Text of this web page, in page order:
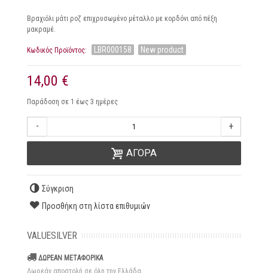
Βραχιόλι μάτι ροζ επιχρυσωμένο μέταλλο με κορδόνι από πέξη
μακραμέ.
Κωδικός Προϊόντος: LBR000158 New product
14,00 €
Παράδοση σε 1 έως 3 ημέρες
- +
ΑΓΟΡΑ
Σύγκριση
Προσθήκη στη λίστα επιθυμιών
VALUESILVER
ΔΩΡΕΑΝ ΜΕΤΑΦΟΡΙΚΑ
Δωρεάν αποστολή σε όλη την Ελλάδα.